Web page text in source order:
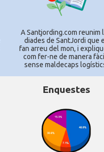
A Santjording.com reunim
diades de SantJordi que
fan arreu del mon, i
com fer-ne de manera
sense maldecaps
Enquestes